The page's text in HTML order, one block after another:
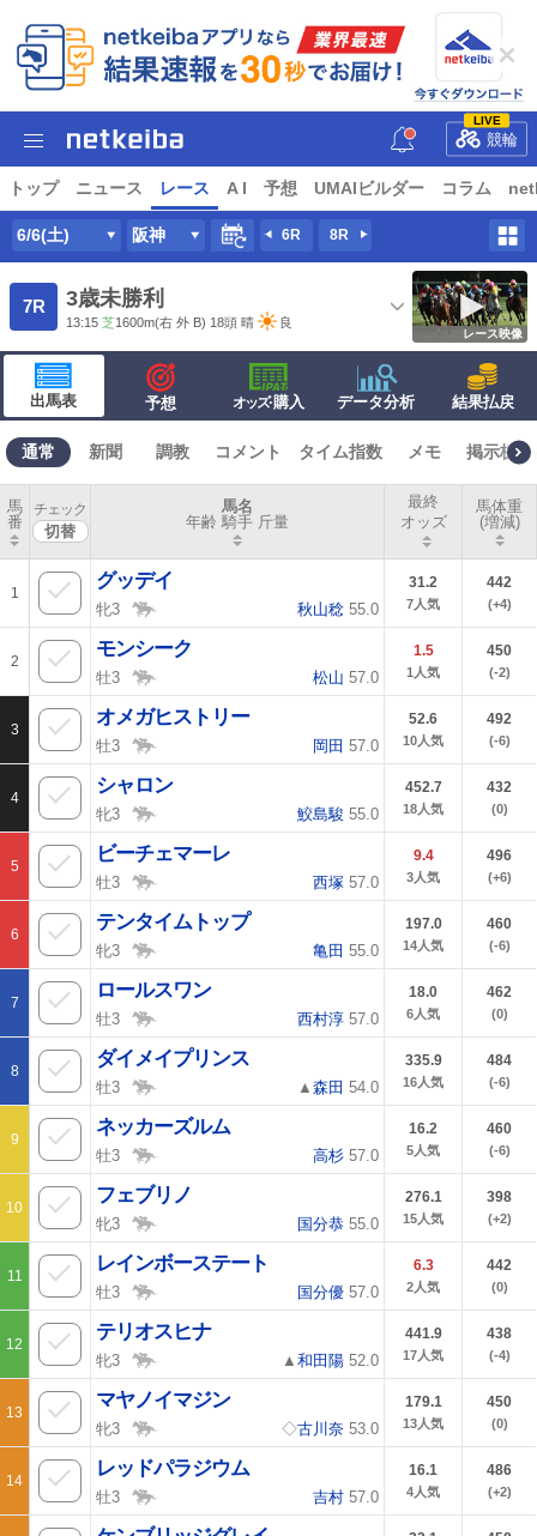
LIVE
競輪
トップ ニュース レース A I 予想 UMAIビルダー コラム
6/6(土) 阪神 6R 8R
7R 3歳未勝利
13:15 芝1600m(右 外 B) 18頭 晴 良
レース映像
出馬表 予想 オッズ·購入 データ分析 結果払戻
通常 新聞 調教 コメント タイム指数 メモ 掲示板
馬
番
チェック
馬名
年齢 騎手 斤量
最終
オッズ
馬体重
(増減)
1
グッデイ
牝3 秋山稔 55.0
31.2
7 人気
442
(+4)
2
モンシーク
牡3 松山 57.0
1.5
1 人気
450
(-2)
3
オメガヒストリー
牡3 岡田 57.0
52.6
10 人気
492
(-6)
4
シャロン
牝3 鮫島駿 55.0
452.7
18 人気
432
(0)
5
ビーチェマーレ
牡3 西塚 57.0
9.4
3 人気
496
(+6)
6
テンタイムトップ
牝3 亀田 55.0
197.0
14 人気
460
(-6)
7
ロールスワン
牡3 西村淳 57.0
18.0
6 人気
462
(0)
8
ダイメイプリンス
牡3 ▲ 森田 54.0
335.9
16 人気
484
(-6)
9
ネッカーズルム
牡3 高杉 57.0
16.2
5 人気
460
(-6)
10
フェブリノ
牝3 国分恭 55.0
276.1
15 人気
398
(+2)
11
レインボーステート
牡3 国分優 57.0
6.3
2 人気
442
(0)
12
テリオスヒナ
牝3 ▲ 和田陽 52.0
441.9
17 人気
438
(-4)
13
マヤノイマジン
牝3 ◇古川奈 53.0
179.1
13 人気
450
(0)
14
レッドパラジウム
牡3 吉村 57.0
16.1
4 人気
486
(+2)